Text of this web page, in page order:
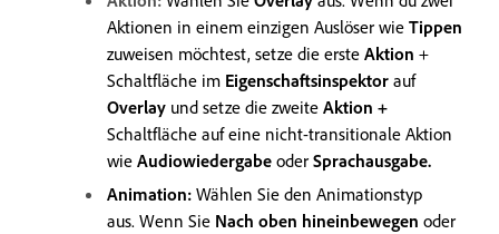
Aktionen in einem einzigen Auslöser wie Tippen
zuweisen möchtest, setze die erste Aktion +
Schaltfläche im Eigenschaftsinspektor auf
Overlay und setze die zweite Aktion +
Schaltfläche auf eine nicht-transitionale Aktion
wie Audiowiedergabe oder Sprachausgabe.
Animation: Wählen Sie den Animationstyp
aus. Wenn Sie Nach oben hineinbewegen oder